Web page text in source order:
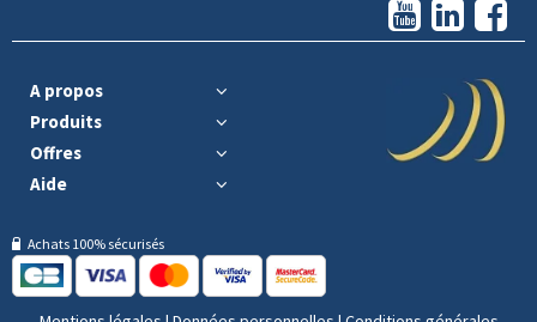
A propos
Produits
Offres
Aide
Achats 100% sécurisés